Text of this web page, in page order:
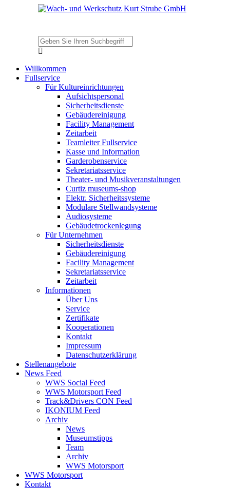
Willkommen
Fullservice
Für Kultureinrichtungen
Aufsichtspersonal
Sicherheitsdienste
Gebäudereinigung
Facility Management
Zeitarbeit
Teamleiter Fullservice
Kasse und Information
Garderobenservice
Sekretariatsservice
Theater- und Musikveranstaltungen
Curtiz museums-shop
Elektr. Sicherheitssysteme
Modulare Stellwandsysteme
Audiosysteme
Gebäudetrockenlegung
Für Unternehmen
Sicherheitsdienste
Gebäudereinigung
Facility Management
Sekretariatsservice
Zeitarbeit
Informationen
Über Uns
Service
Zertifikate
Kooperationen
Kontakt
Impressum
Datenschutzerklärung
Stellenangebote
News Feed
WWS Social Feed
WWS Motorsport Feed
Track&Drivers CON Feed
IKONIUM Feed
Archiv
News
Museumstipps
Team
Archiv
WWS Motorsport
WWS Motorsport
Kontakt